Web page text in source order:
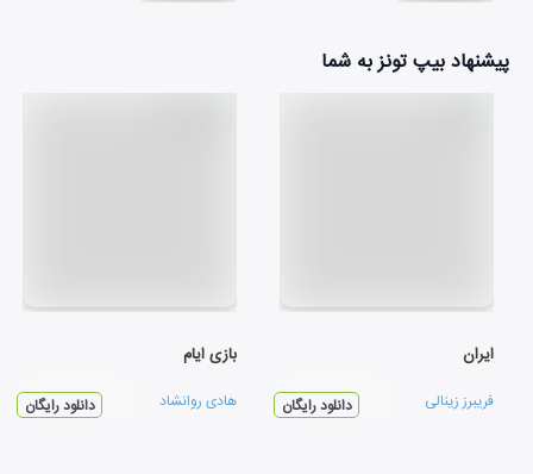
پیشنهاد بیپ تونز به شما
ایران
فریبرز زینالی دانلود رایگان
بازی ایام
هادی روانشاد دانلود رایگان